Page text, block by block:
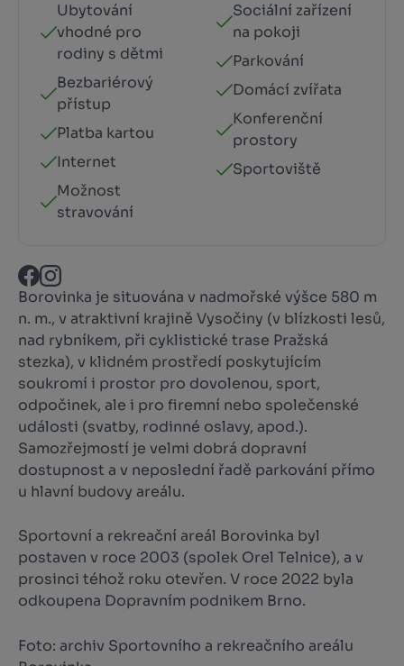
Ubytování
vhodné pro
rodiny s dětmi
Bezbariérový
přístup
Platba kartou
Internet
Možnost
stravování
Sociální zařízení
na pokoji
Parkování
Domácí zvířata
Konferenční
prostory
Sportoviště
Borovinka je situována v nadmořské výšce 580 m
n. m., v atraktivní krajině Vysočiny (v blízkosti lesů,
nad rybníkem, při cyklistické trase Pražská
stezka), v klidném prostředí poskytujícím
soukromí i prostor pro dovolenou, sport,
odpočinek, ale i pro firemní nebo společenské
události (svatby, rodinné oslavy, apod.).
Samozřejmostí je velmi dobrá dopravní
dostupnost a v neposlední řadě parkování přímo
u hlavní budovy areálu.
Sportovní a rekreační areál Borovinka byl
postaven v roce 2003 (spolek Orel Telnice), a v
prosinci téhož roku otevřen. V roce 2022 byla
odkoupena Dopravním podnikem Brno.
Foto: archiv Sportovního a rekreačního areálu